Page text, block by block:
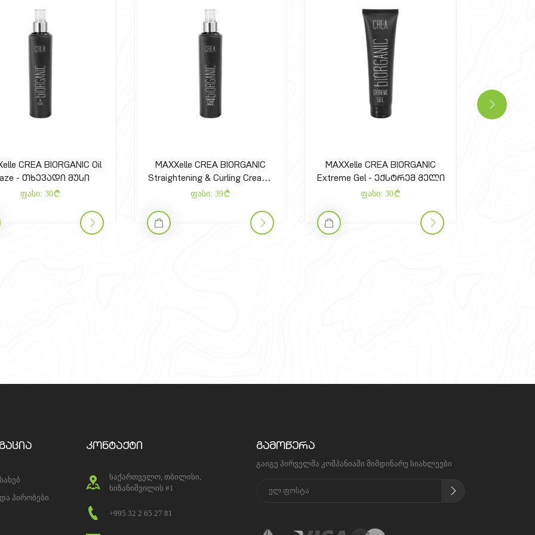
MAXXelle CREA BIORGANIC
Straightening & Curling Cream-
Gel - გამასწორებელი და
MAXXelle CREA BIORGANIC
Extreme Gel - ექსტრემ გელი
MAXXelle CREA BIORGANIC
Black Gel - შავი გელი
პირობები
კონტაქტი
საქართველო, თბილისი,
ხიზანიშვილის #1
+995 32 2 65 27 81
გამოწერა
გაიგე პირველმა კომპანიაში მიმდინარე სიახლეები